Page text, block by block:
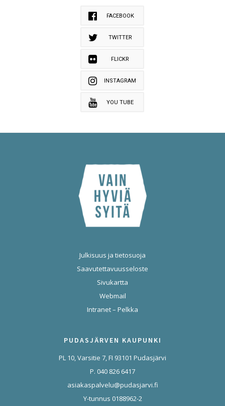
FACEBOOK
TWITTER
FLICKR
INSTAGRAM
YOU TUBE
Julkisuus ja tietosuoja
Saavutettavuusseloste
Sivukartta
Webmail
Intranet – Pelkka
PUDASJÄRVEN KAUPUNKI
PL 10, Varsitie 7, FI 93101 Pudasjärvi
P. 040 826 6417
asiakaspalvelu@pudasjarvi.fi
Y-tunnus 0188962-2